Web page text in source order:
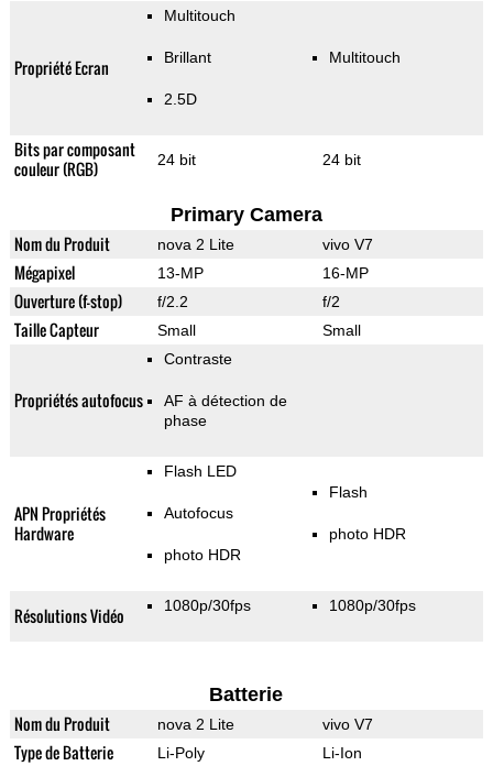
Propriété Ecran
Multitouch
Brillant
2.5D
Multitouch
Bits par composant
couleur (RGB)
24 bit 24 bit
Primary Camera
Nom du Produit nova 2 Lite vivo V7
Mégapixel 13-MP 16-MP
Ouverture (f-stop) f/2.2 f/2
Taille Capteur Small Small
Propriétés autofocus
Contraste
AF à détection de
phase
APN Propriétés
Hardware
Flash LED
Autofocus
photo HDR
Flash
photo HDR
Résolutions Vidéo 1080p/30fps 1080p/30fps
Batterie
Nom du Produit nova 2 Lite vivo V7
Type de Batterie Li-Poly Li-Ion